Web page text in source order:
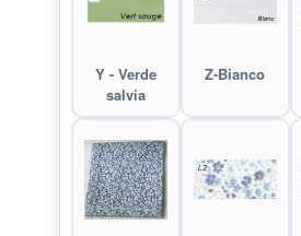
Y - Verde
salvia
Z-Bianco